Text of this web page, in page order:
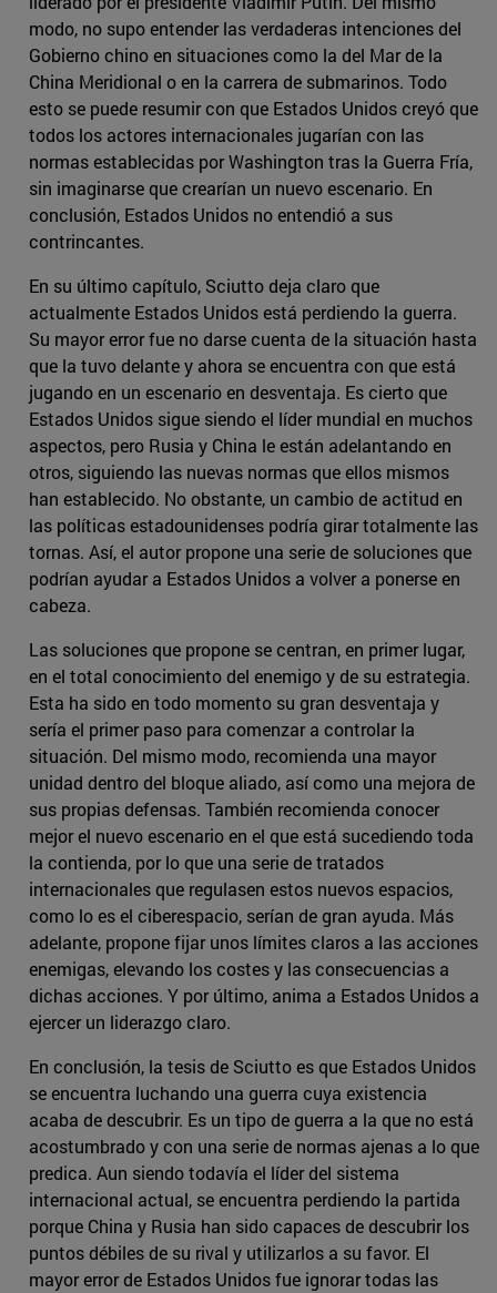
modo, no supo entender las verdaderas intenciones del
Gobierno chino en situaciones como la del Mar de la
China Meridional o en la carrera de submarinos. Todo
esto se puede resumir con que Estados Unidos creyó que
todos los actores internacionales jugarían con las
normas establecidas por Washington tras la Guerra Fría,
sin imaginarse que crearían un nuevo escenario. En
conclusión, Estados Unidos no entendió a sus
contrincantes.
En su último capítulo, Sciutto deja claro que
actualmente Estados Unidos está perdiendo la guerra.
Su mayor error fue no darse cuenta de la situación hasta
que la tuvo delante y ahora se encuentra con que está
jugando en un escenario en desventaja. Es cierto que
Estados Unidos sigue siendo el líder mundial en muchos
aspectos, pero Rusia y China le están adelantando en
otros, siguiendo las nuevas normas que ellos mismos
han establecido. No obstante, un cambio de actitud en
las políticas estadounidenses podría girar totalmente las
tornas. Así, el autor propone una serie de soluciones que
podrían ayudar a Estados Unidos a volver a ponerse en
cabeza.
Las soluciones que propone se centran, en primer lugar,
en el total conocimiento del enemigo y de su estrategia.
Esta ha sido en todo momento su gran desventaja y
sería el primer paso para comenzar a controlar la
situación. Del mismo modo, recomienda una mayor
unidad dentro del bloque aliado, así como una mejora de
sus propias defensas. También recomienda conocer
mejor el nuevo escenario en el que está sucediendo toda
la contienda, por lo que una serie de tratados
internacionales que regulasen estos nuevos espacios,
como lo es el ciberespacio, serían de gran ayuda. Más
adelante, propone fijar unos límites claros a las acciones
enemigas, elevando los costes y las consecuencias a
dichas acciones. Y por último, anima a Estados Unidos a
ejercer un liderazgo claro.
En conclusión, la tesis de Sciutto es que Estados Unidos
se encuentra luchando una guerra cuya existencia
acaba de descubrir. Es un tipo de guerra a la que no está
acostumbrado y con una serie de normas ajenas a lo que
predica. Aun siendo todavía el líder del sistema
internacional actual, se encuentra perdiendo la partida
porque China y Rusia han sido capaces de descubrir los
puntos débiles de su rival y utilizarlos a su favor. El
mayor error de Estados Unidos fue ignorar todas las